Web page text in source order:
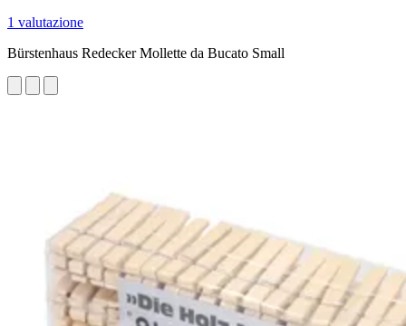
1 valutazione
Bürstenhaus Redecker Mollette da Bucato Small